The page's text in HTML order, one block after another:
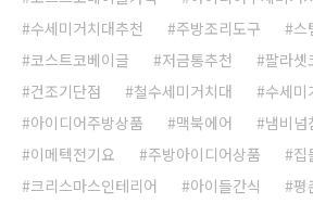
수세미거치대추천
주방조리도구 스
코스트코베이글
저금통추천
팔라셋
건조기단점
철수세미거치대
수세미
아이디어주방상품
맥북에어
냄비넘
이메텍전기요
주방아이디어상품
집
크리스마스인테리어
아이들간식
평